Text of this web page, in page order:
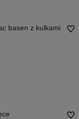
Łóżeczko materac basen z kulkami